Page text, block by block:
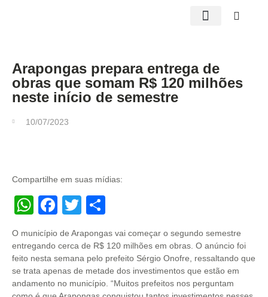
Arapongas prepara entrega de
obras que somam R$ 120 milhões
neste início de semestre
10/07/2023
Compartilhe em suas mídias:
WhatsApp
Facebook
Twitter
O município de Arapongas vai começar o segundo semestre
entregando cerca de R$ 120 milhões em obras. O anúncio foi
feito nesta semana pelo prefeito Sérgio Onofre, ressaltando que
se trata apenas de metade dos investimentos que estão em
andamento no município. “Muitos prefeitos nos perguntam